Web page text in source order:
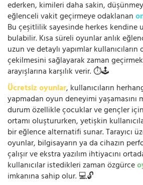
ederken, kimileri daha sakin,
eğlenceli vakit geçirmeye odaklanan
Bu çeşitlilik sayesinde herkes kendine
bulabilir. Kısa süreli oyunlar anlık
uzun ve detaylı yapımlar
çekilmesini sağlayarak zaman
arayışlarına karşılık verir. ⏱️🕹️
Ücretsiz oyunlar, kullanıcıların
yapmadan oyun deneyimi yaşamasını
durum özellikle çocuklar ve gençler
ortamı oluştururken, yetişkin
bir eğlence alternatifi sunar. Tarayıcı
oyunlar, bilgisayarın ya da cihazın
çalışır ve ekstra yazılım ihtiyacını
kullanıcılar istedikleri zaman özgürce
imkanına sahip olur. 💻🔓